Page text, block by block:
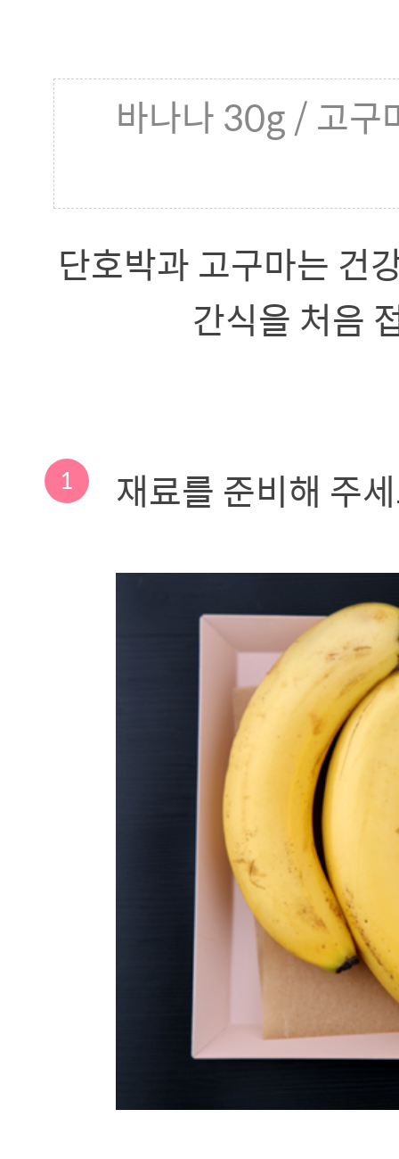
바나나 30g / 고
단호박과 고구마는 건
간식을 처음
1 재료를 준비해 주